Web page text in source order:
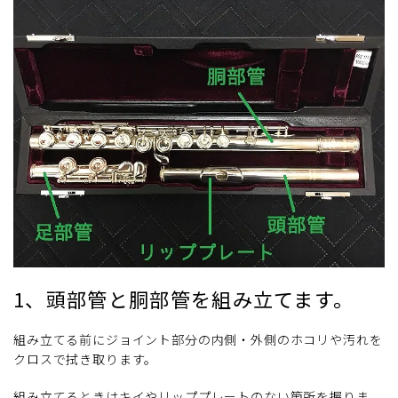
1、頭部管と胴部管を組み立てます。
組み立てる前にジョイント部分の内側・外側のホコリや汚れを
クロスで拭き取ります。